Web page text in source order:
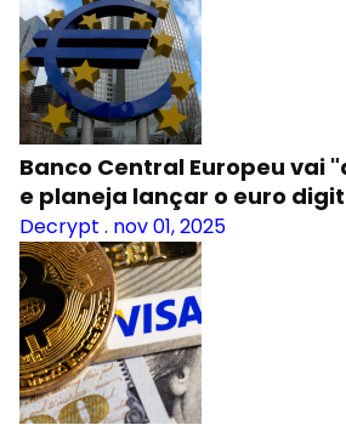
Banco Central Europeu vai
e planeja lançar o euro
Decrypt . nov 01, 2025